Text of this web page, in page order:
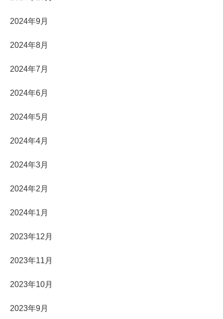
2024年9月
2024年8月
2024年7月
2024年6月
2024年5月
2024年4月
2024年3月
2024年2月
2024年1月
2023年12月
2023年11月
2023年10月
2023年9月